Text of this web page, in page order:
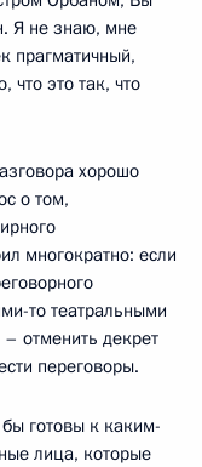
Я не знаю, мне
прагматичный,
что это так, что
хорошо
о том,
многократно: если
то театральными
отменить декрет
переговоры.
готовы к каким-
лица, которые